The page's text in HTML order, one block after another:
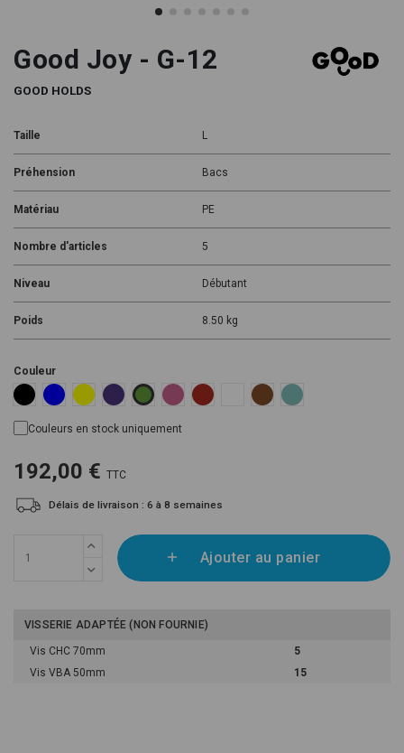
Good Joy - G-12
GOOD HOLDS
Taille L
Préhension Bacs
Matériau PE
Nombre d'articles 5
Niveau Débutant
Poids 8.50 kg
Couleur
Black RAL 9005
Blue RAL 5015
Yellow RAL 1018
Violet S4050-R60B/M
Green RAL 6018
Pink RAL 4003Red RAL 3000
White Brown RAL 8003
Blue Mint RAL 6027
Couleurs en stock uniquement
192,00 € TTC
Délais de livraison : 6 à 8 semaines
Ajouter au panier
VISSERIE ADAPTÉE (NON FOURNIE)
Vis CHC 70mm
5
Vis VBA 50mm
15